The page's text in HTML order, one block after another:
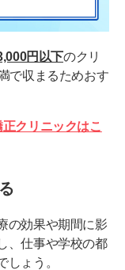
円以下のクリ
で収まるためおす
クリニックはこ
の効果や期間に影
、仕事や学校の都
ょう。